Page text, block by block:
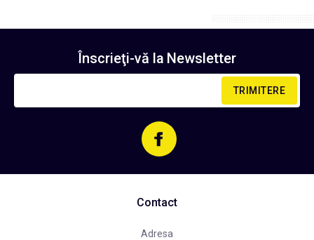
Înscrieţi-vă la Newsletter
TRIMITERE
Contact
Adresa